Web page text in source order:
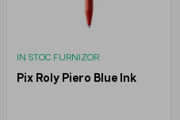
IN STOC FURNIZOR
Pix Roly Piero Blue Ink